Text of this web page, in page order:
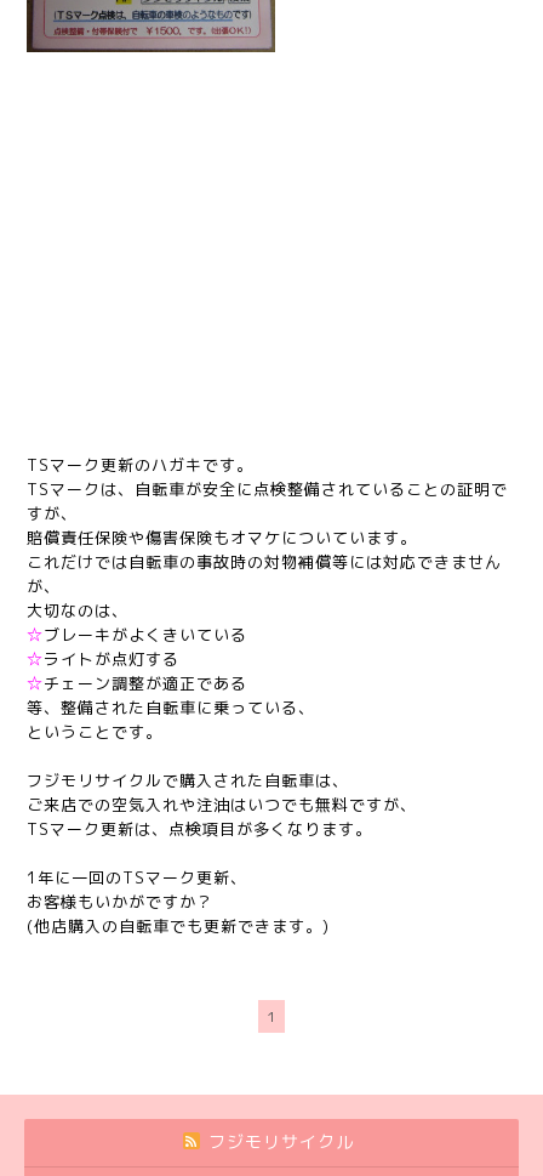
TSマーク更新のハガキです。
TSマークは、自転車が安全に点検整備されていることの証明で
すが、
賠償責任保険や傷害保険もオマケについています。
これだけでは自転車の事故時の対物補償等には対応できません
が、
大切なのは、
☆ブレーキがよくきいている
☆ライトが点灯する
☆チェーン調整が適正である
等、整備された自転車に乗っている、
ということです。
フジモリサイクルで購入された自転車は、
ご来店での空気入れや注油はいつでも無料ですが、
TSマーク更新は、点検項目が多くなります。
1年に一回のTSマーク更新、
お客様もいかがですか？
(他店購入の自転車でも更新できます。)
1
フジモリサイクル